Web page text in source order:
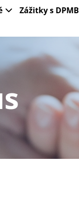
Zážitky s DPMB